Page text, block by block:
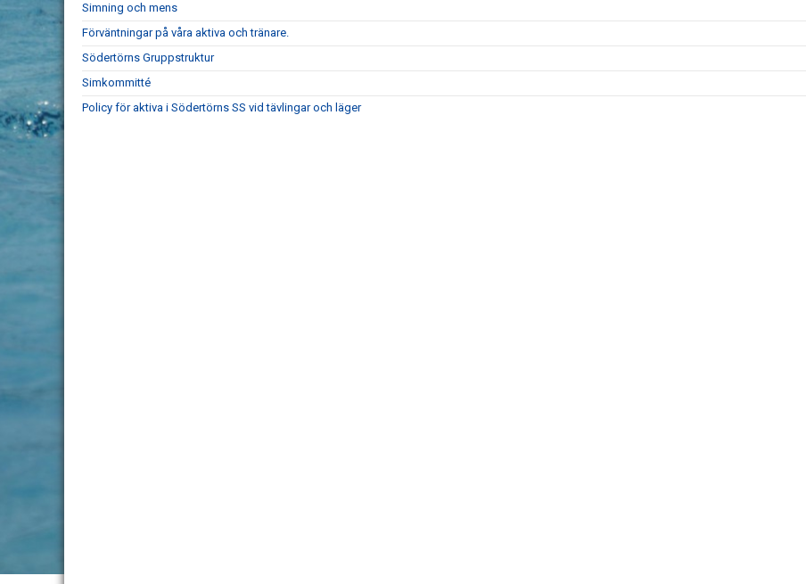
Simning och mens
Förväntningar på våra aktiva och tränare.
Södertörns Gruppstruktur
Simkommitté
Policy för aktiva i Södertörns SS vid tävlingar och läger